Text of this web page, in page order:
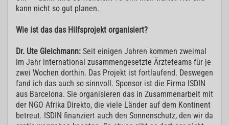
kann nicht so gut planen.
Wie ist das das Hilfsprojekt organisiert?
Dr. Ute Gleichmann: Seit einigen Jahren kommen zweimal
im Jahr international zusammengesetzte Ärzteteams für je
zwei Wochen dorthin. Das Projekt ist fortlaufend. Deswegen
fand ich das auch so sinnvoll. Sponsor ist die Firma ISDIN
aus Barcelona. Sie organisieren das in Zusammenarbeit mit
der NGO Afrika Direkto, die viele Länder auf dem Kontinent
betreut. ISDIN finanziert auch den Sonnenschutz, den wir da